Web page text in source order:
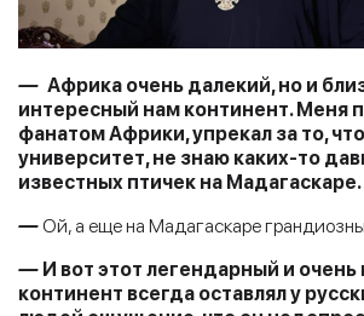
— Африка очень далекий, но и
интересный нам континент. Меня
фанатом Африки, упрекал за то,
университет, не знаю каких-то
известных птичек на Мадагаскаре.
— Ой, а еще на Мадагаскаре
— И вот этот легендарный и очень
континент всегда оставлял у